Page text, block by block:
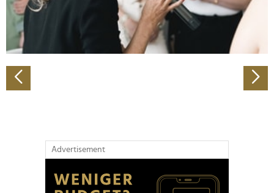
personalisieren, Funktionen für soziale Medien anbieten
zu können und die Zugriffe auf unsere Website zu
analysieren. Außerdem geben wir Informationen zu Ihrer
Verwendung unserer Website an unsere Partner für
Partner führen diese Informationen möglicherweise mit
weiteren Daten zusammen, die Sie ihnen bereitgestellt
Advertisement